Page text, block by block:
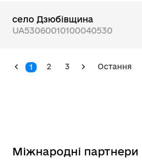
село Дзюбівщина
UA53060010100040530
1 2 3 Остання
Міжнародні партнери